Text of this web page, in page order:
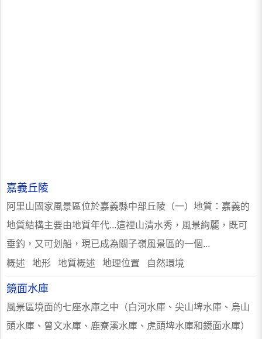
嘉義丘陵
阿里山國家風景區位於嘉義縣中部丘陵（一）地質：嘉義的
地質結構主要由地質年代...這裡山清水秀，風景絢麗，既可
垂釣，又可划船，現已成為關子嶺風景區的一個...
概述 地形 地質概述 地理位置 自然環境
鏡面水庫
風景區境面的七座水庫之中（白河水庫、尖山埤水庫、烏山
頭水庫、曾文水庫、鹿寮溪水庫、虎頭埤水庫和鏡面水庫）